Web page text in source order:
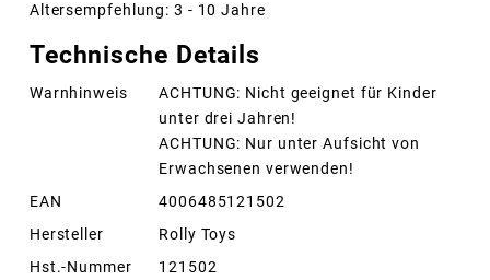
Altersempfehlung: 3 - 10 Jahre
Technische Details
Warnhinweis
ACHTUNG: Nicht geeignet für Kinder
unter drei Jahren!
ACHTUNG: Nur unter Aufsicht von
Erwachsenen verwenden!
EAN
4006485121502
Hersteller
Rolly Toys
Hst.-Nummer
121502